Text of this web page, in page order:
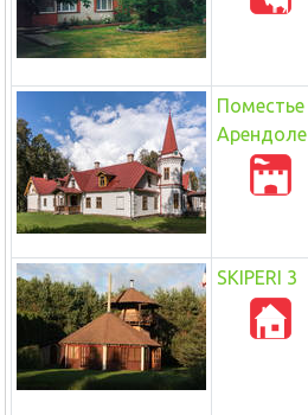
Поместье
Арендоле
SKIPERI 3